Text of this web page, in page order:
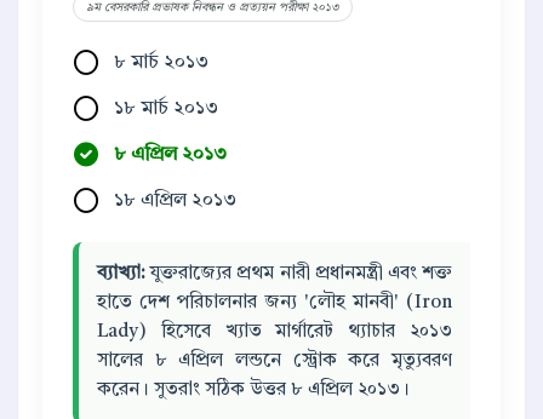
৯ম বেসরকারি প্রভাষক নিবন্ধন ও প্রত্যয়ন পরীক্ষা ২০১৩
৮ মার্চ ২০১৩
১৮ মার্চ ২০১৩
৮ এপ্রিল ২০১৩
১৮ এপ্রিল ২০১৩
ব্যাখ্যা: যুক্তরাজ্যের প্রথম নারী প্রধানমন্ত্রী এবং শক্ত
হাতে দেশ পরিচালনার জন্য 'লৌহ মানবী' (Iron
Lady) হিসেবে খ্যাত মার্গারেট থ্যাচার ২০১৩
সালের ৮ এপ্রিল লন্ডনে স্ট্রোক করে মৃত্যুবরণ
করেন। সুতরাং সঠিক উত্তর ৮ এপ্রিল ২০১৩।